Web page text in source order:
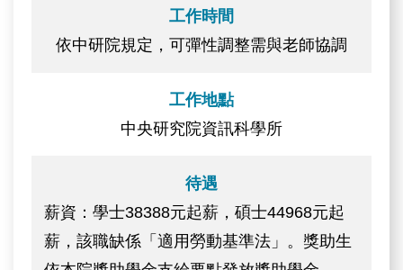
工作時間
依中研院規定，可彈性調整需與老師協調
工作地點
中央研究院資訊科學所
待遇
薪資：學士38388元起薪，碩士44968元起
薪，該職缺係「適用勞動基準法」。獎助生